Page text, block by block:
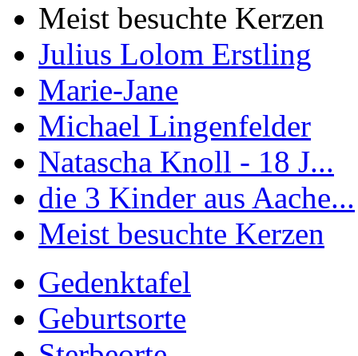
Meist besuchte Kerzen
Julius Lolom Erstling
Marie-Jane
Michael Lingenfelder
Natascha Knoll - 18 J...
die 3 Kinder aus Aache...
Meist besuchte Kerzen
Gedenktafel
Geburtsorte